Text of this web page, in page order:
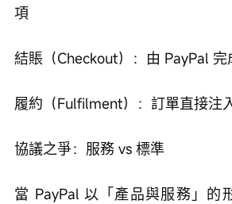
項
結賬（Checkout）：由 PayPal
履約（Fulfilment）：訂單直接注
協議之爭：服務 vs 標準
當 PayPal 以「產品與服務」的